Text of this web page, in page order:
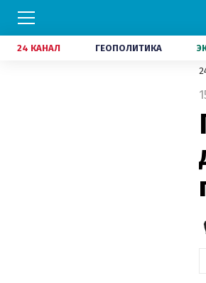
24 КАНАЛ ГЕОПОЛИТИКА